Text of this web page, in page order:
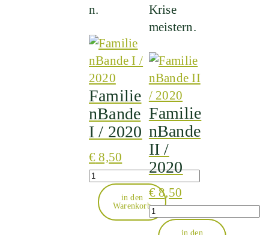
n.
Familie
nBande
I / 2020
€ 8,50
Quantity
in den
Warenkorb
Krise
meistern.
Familie
nBande
II /
2020
€8,50
Quantity
in den